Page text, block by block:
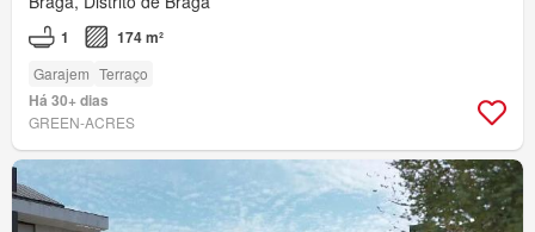
1 174 m²
Garajem Terraço
Há 30+ dias
GREEN-ACRES